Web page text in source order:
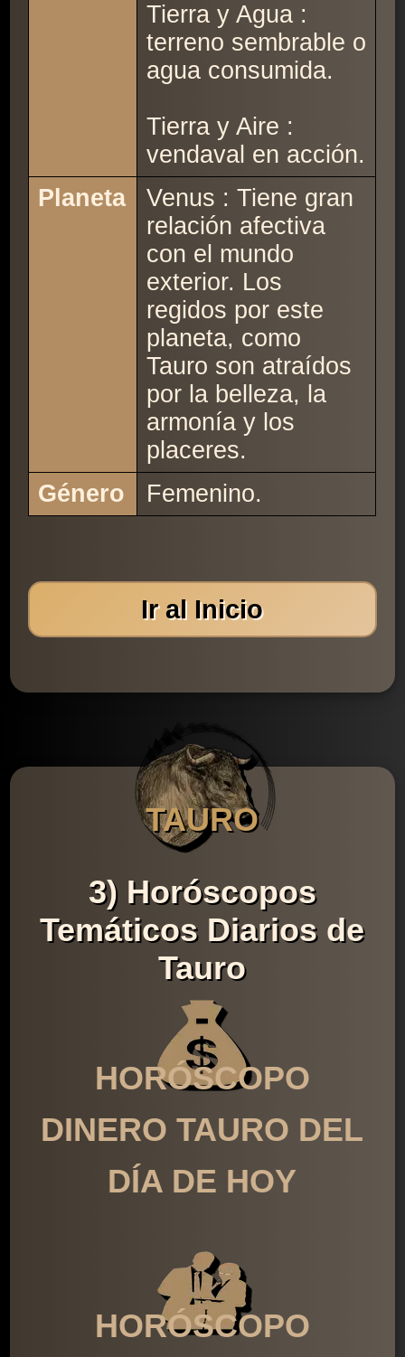
Tierra y Agua :
terreno sembrable o
agua consumida.
Tierra y Aire :
vendaval en acción.
Planeta
Venus : Tiene gran
relación afectiva
con el mundo
exterior. Los
regidos por este
planeta, como
Tauro son atraídos
por la belleza, la
armonía y los
placeres.
Género
Femenino.
Ir al Inicio
TAURO
3) Horóscopos
Temáticos Diarios de
Tauro
HORÓSCOPO
DINERO TAURO DEL
DÍA DE HOY
HORÓSCOPO